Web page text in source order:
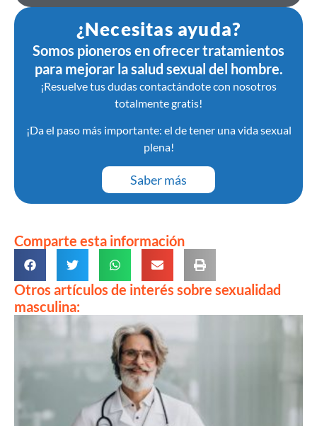
¿Necesitas ayuda?
Somos pioneros en ofrecer tratamientos
para mejorar la salud sexual del hombre.
¡Resuelve tus dudas contactándote con nosotros
totalmente gratis!
¡Da el paso más importante: el de tener una vida sexual
plena!
Saber más
Comparte esta información
Otros artículos de interés sobre sexualidad
masculina: